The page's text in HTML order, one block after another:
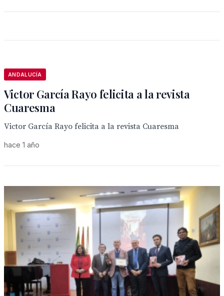
ANDALUCÍA
Victor García Rayo felicita a la revista
Cuaresma
Victor García Rayo felicita a la revista Cuaresma
hace 1 año